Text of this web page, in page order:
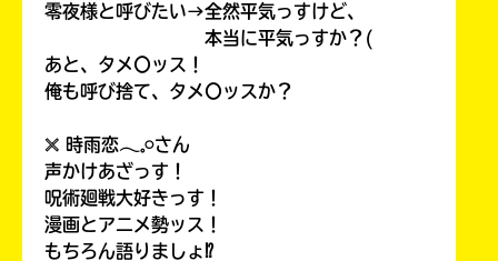
零夜様と呼びたい→全然平気っすけど、
本当に平気っすか？(
あと、タメ〇ッス！
俺も呼び捨て、タメ〇ッスか？
𓏴 時雨恋𓂃𓈒𓏸さん
声かけあざっす！
呪術廻戦大好きっす！
漫画とアニメ勢ッス！
もちろん語りましょ⁉